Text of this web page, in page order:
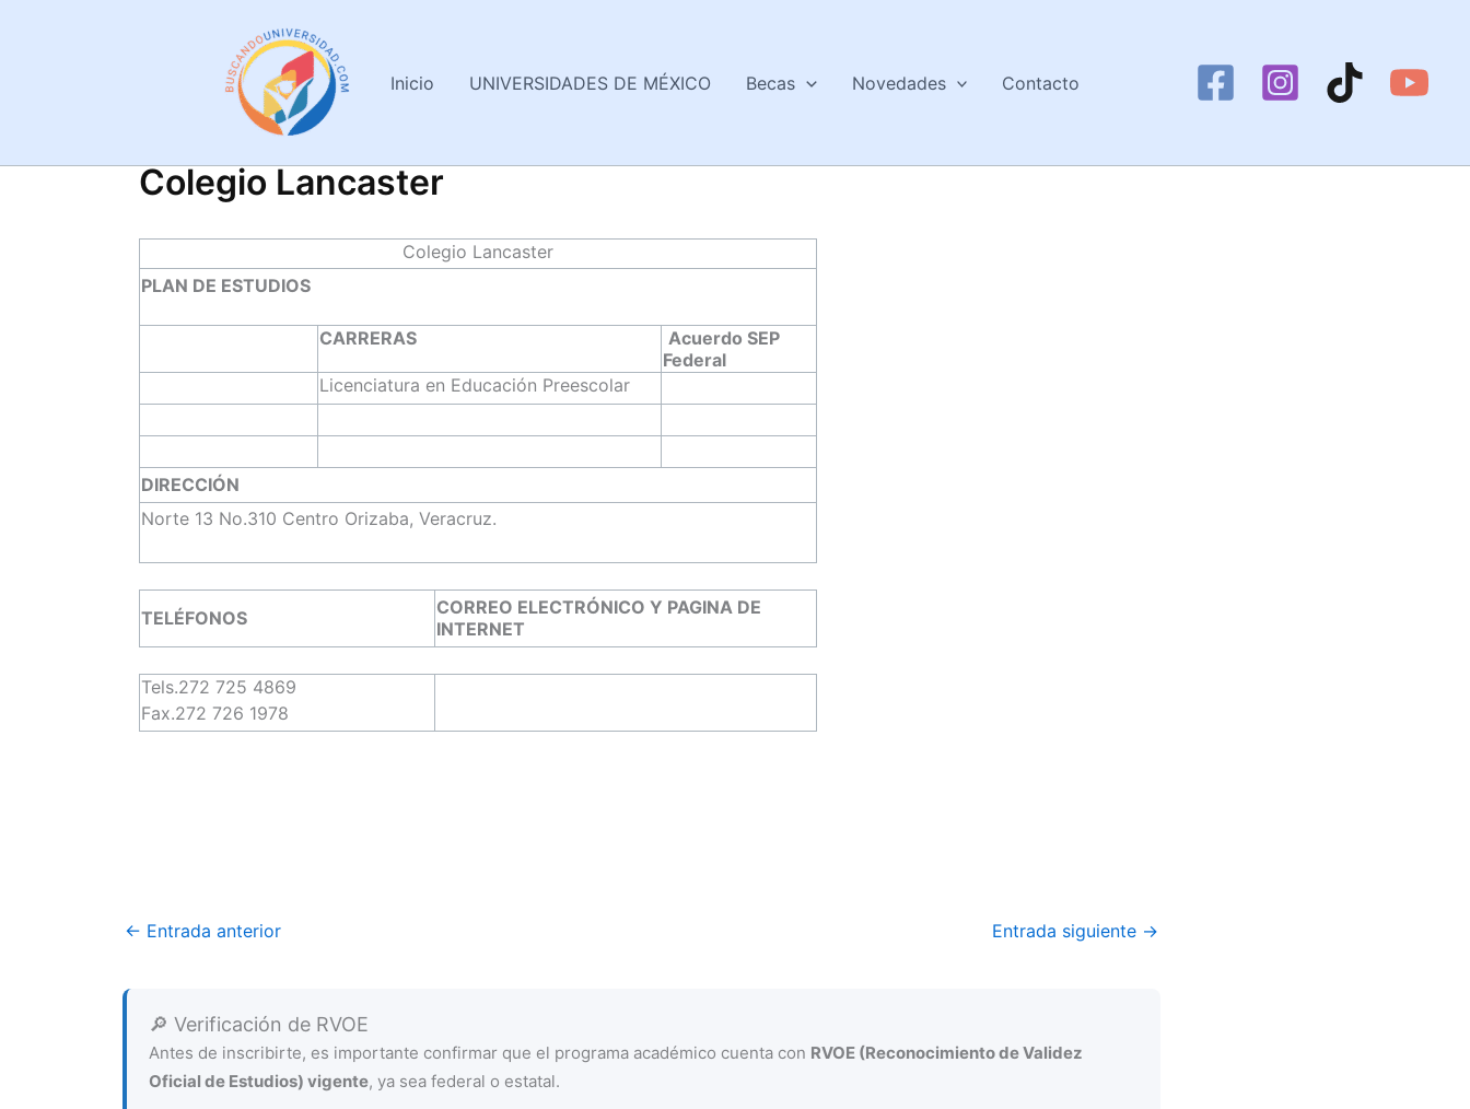
Inicio UNIVERSIDADES DE MÉXICO Becas Novedades Contacto
Colegio Lancaster
Colegio Lancaster
PLAN DE ESTUDIOS
CARRERAS
Acuerdo SEP
Federal
Licenciatura en Educación Preescolar
DIRECCIÓN
Norte 13 No.310 Centro Orizaba, Veracruz.
TELÉFONOS
CORREO ELECTRÓNICO Y PAGINA DE
INTERNET
Tels.272 725 4869
Fax.272 726 1978
← Entrada anterior Entrada siguiente →
🔎 Verificación de RVOE
Antes de inscribirte, es importante confirmar que el programa académico cuenta con RVOE (Reconocimiento de Validez
Oficial de Estudios) vigente, ya sea federal o estatal.